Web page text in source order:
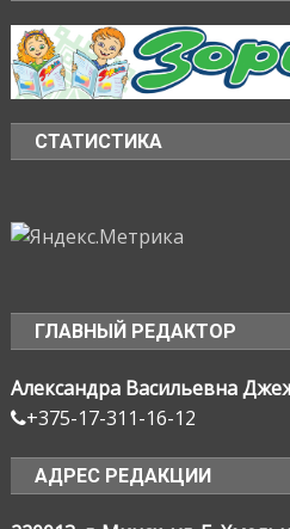
СТАТИСТИКА
ГЛАВНЫЙ РЕДАКТОР
Александра Васильевна
+375-17-311-16-12
АДРЕС РЕДАКЦИИ